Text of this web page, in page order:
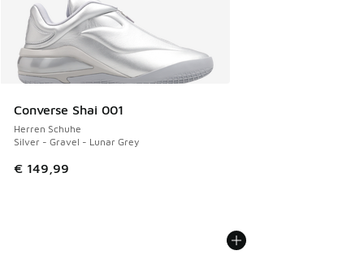
Converse Shai 001
Herren Schuhe
Silver - Gravel - Lunar Grey
€ 149,99